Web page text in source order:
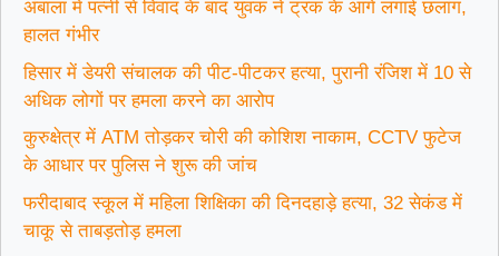
अंबाला में पत्नी से विवाद के बाद युवक ने ट्रक के आगे लगाई छलांग,
हालत गंभीर
हिसार में डेयरी संचालक की पीट-पीटकर हत्या, पुरानी रंजिश में 10 से
अधिक लोगों पर हमला करने का आरोप
कुरुक्षेत्र में ATM तोड़कर चोरी की कोशिश नाकाम, CCTV फुटेज
के आधार पर पुलिस ने शुरू की जांच
फरीदाबाद स्कूल में महिला शिक्षिका की दिनदहाड़े हत्या, 32 सेकंड में
चाकू से ताबड़तोड़ हमला